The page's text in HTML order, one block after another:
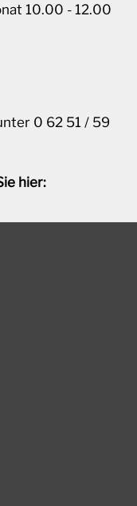
10.00 - 12.00
0 62 51 / 59
hier: